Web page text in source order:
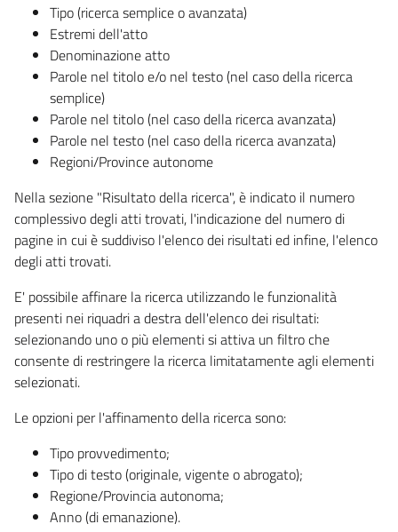
Tipo (ricerca semplice o avanzata)
Estremi dell'atto
Denominazione atto
Parole nel titolo e/o nel testo (nel caso della ricerca
semplice)
Parole nel titolo (nel caso della ricerca avanzata)
Parole nel testo (nel caso della ricerca avanzata)
Regioni/Province autonome
Nella sezione "Risultato della ricerca", è indicato il numero
complessivo degli atti trovati, l'indicazione del numero di
pagine in cui è suddiviso l'elenco dei risultati ed infine, l'elenco
degli atti trovati.
E' possibile affinare la ricerca utilizzando le funzionalità
presenti nei riquadri a destra dell'elenco dei risultati:
selezionando uno o più elementi si attiva un filtro che
consente di restringere la ricerca limitatamente agli elementi
selezionati.
Le opzioni per l'affinamento della ricerca sono:
Tipo provvedimento;
Tipo di testo (originale, vigente o abrogato);
Regione/Provincia autonoma;
Anno (di emanazione).